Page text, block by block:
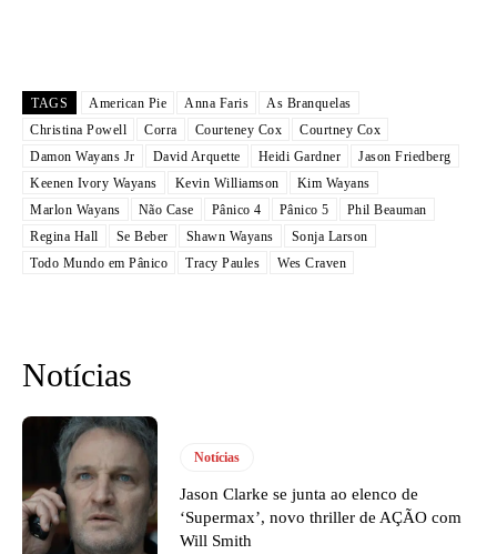
TAGS American Pie Anna Faris
As Branquelas
Christina Powell
Corra Courteney Cox
Courtney Cox
Damon Wayans Jr
David Arquette Heidi Gardner
Jason Friedberg
Keenen Ivory Wayans
Kevin Williamson
Kim Wayans
Marlon Wayans
Não Case Pânico 4 Pânico 5
Phil Beauman
Regina Hall
Se Beber Shawn Wayans
Sonja Larson
Todo Mundo em Pânico
Tracy Paules Wes Craven
Notícias
Notícias
Jason Clarke se junta ao elenco de
‘Supermax’, novo thriller de AÇÃO com
Will Smith